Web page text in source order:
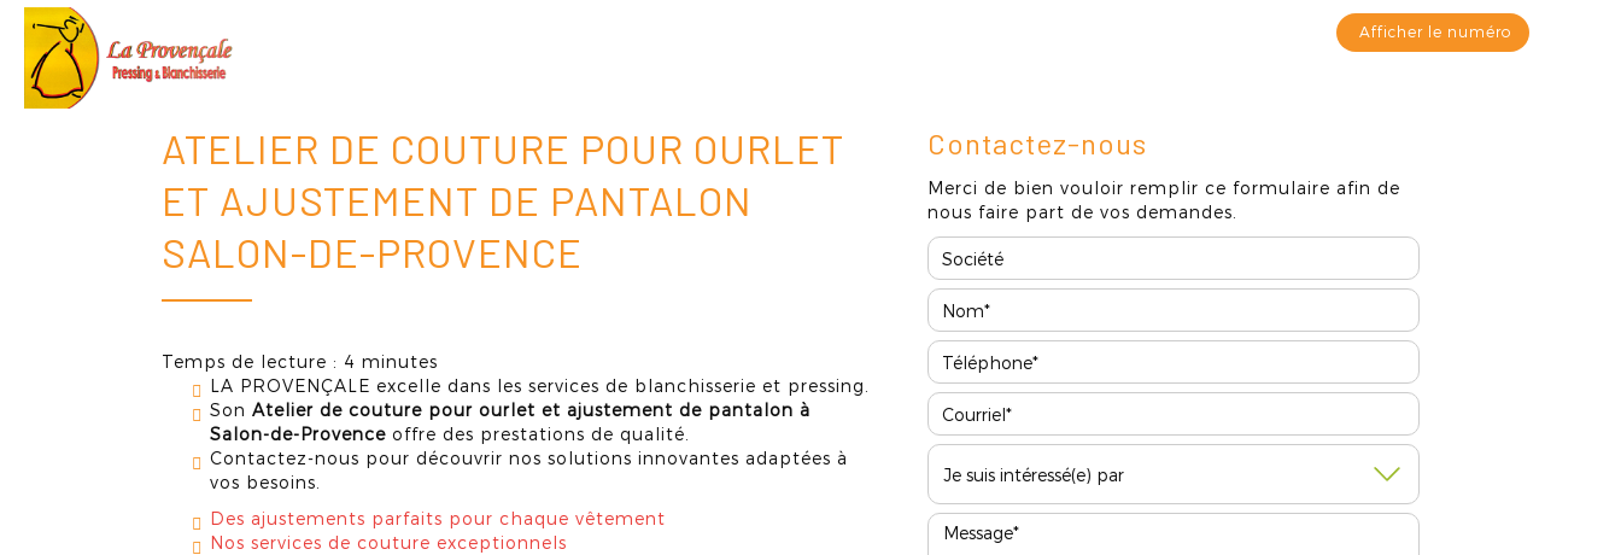
PROVENÇALE
Afficher le numéro
ATELIER DE COUTURE POUR OURLET
ET AJUSTEMENT DE PANTALON
SALON-DE-PROVENCE
Temps de lecture : 4 minutes
LA PROVENÇALE excelle dans les services de blanchisserie et pressing.
SonAtelier de couture pour ourlet et ajustement de pantalon à
Salon-de-Provence offre des prestations de qualité.
Contactez-nous pour découvrir nos solutions innovantes adaptées à
vos besoins.
Des ajustements parfaits pour chaque vêtement
Nos services de couture exceptionnels
Contactez-nous
Merci de bien vouloir remplir ce formulaire afin de
nous faire part de vos demandes.